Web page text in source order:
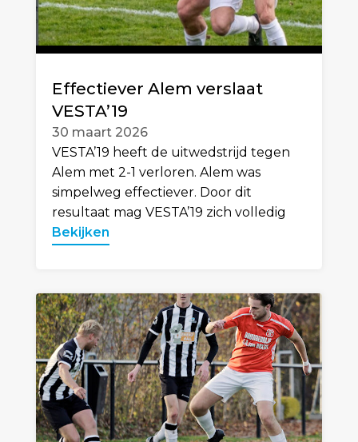
Effectiever Alem verslaat
VESTA’19
30 maart 2026
VESTA’19 heeft de uitwedstrijd tegen
Alem met 2-1 verloren. Alem was
simpelweg effectiever. Door dit
resultaat mag VESTA’19 zich volledig
Bekijken